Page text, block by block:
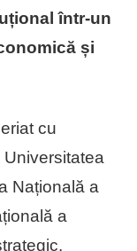
într-un
și
cu
Universitatea
Națională a
a